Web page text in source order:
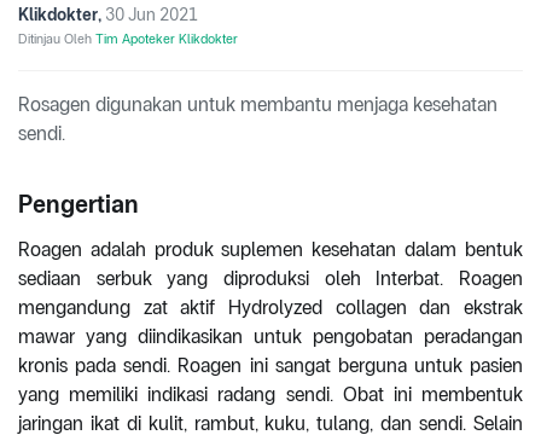
Klikdokter, 30 Jun 2021
Ditinjau Oleh Tim Apoteker Klikdokter
Rosagen digunakan untuk membantu menjaga kesehatan
sendi.
Pengertian
Roagen adalah produk suplemen kesehatan dalam bentuk
sediaan serbuk yang diproduksi oleh Interbat. Roagen
mengandung zat aktif Hydrolyzed collagen dan ekstrak
mawar yang diindikasikan untuk pengobatan peradangan
kronis pada sendi. Roagen ini sangat berguna untuk pasien
yang memiliki indikasi radang sendi. Obat ini membentuk
jaringan ikat di kulit, rambut, kuku, tulang, dan sendi. Selain